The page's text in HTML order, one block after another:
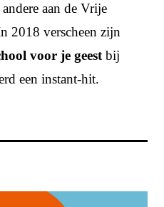
aan de Vrije
2018 verscheen zijn
voor je geestbij
een instant-hit.